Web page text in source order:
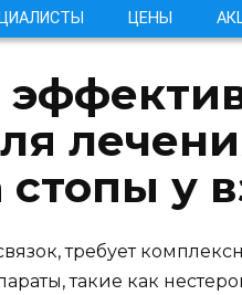
ЦЕНЫ
стопы у
требует
такие как